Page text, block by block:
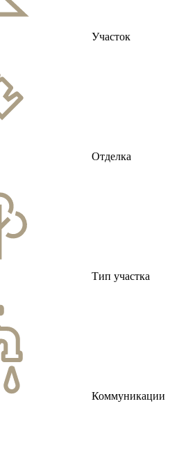
Участок
Отделка
Тип участка
Коммуникации